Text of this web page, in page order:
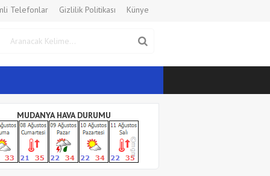
Telefonlar Gizlilik Politikası Künye
MUDANYA HAVA DURUMU